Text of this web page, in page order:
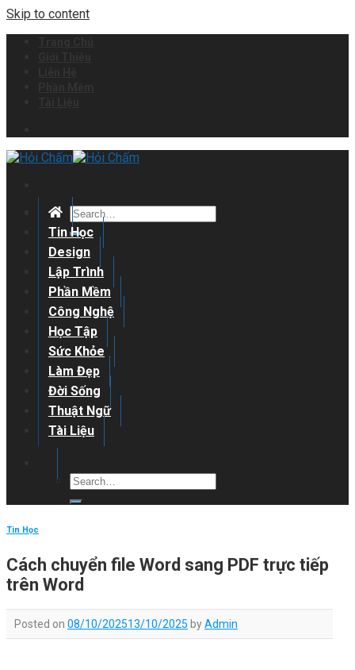
Skip to content
Tin Học
Design
Lập Trình
Phần Mềm
Công Nghệ
Học Tập
Sức Khỏe
Làm Đẹp
Đời Sống
Thuật Ngữ
Tài Liệu
Tin Học
Cách chuyển file Word sang PDF trực tiếp
trên Word
Posted on 08/10/202513/10/2025 byAdmin